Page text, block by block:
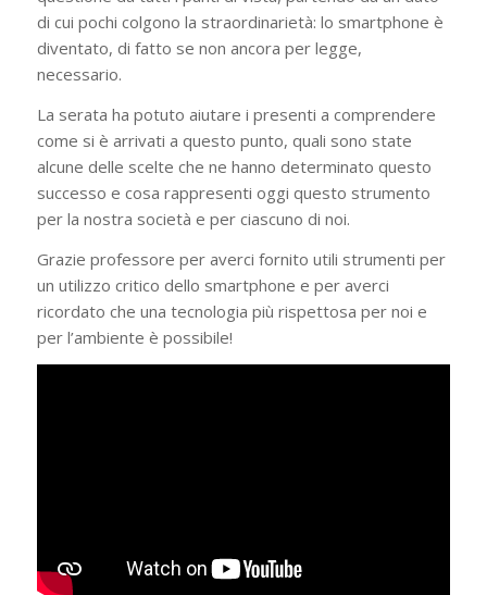
di cui pochi colgono la straordinarietà: lo smartphone è
diventato, di fatto se non ancora per legge,
necessario.
La serata ha potuto aiutare i presenti a comprendere
come si è arrivati a questo punto, quali sono state
alcune delle scelte che ne hanno determinato questo
successo e cosa rappresenti oggi questo strumento
per la nostra società e per ciascuno di noi.
Grazie professore per averci fornito utili strumenti per
un utilizzo critico dello smartphone e per averci
ricordato che una tecnologia più rispettosa per noi e
per l’ambiente è possibile!